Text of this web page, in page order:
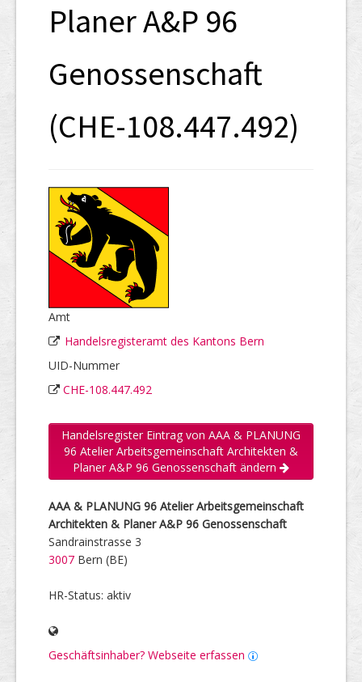
Planer A&P 96
Genossenschaft
(CHE-108.447.492)
Amt
Handelsregisteramt des Kantons Bern
UID-Nummer
CHE-108.447.492
Handelsregister Eintrag von AAA & PLANUNG
96 Atelier Arbeitsgemeinschaft Architekten &
Planer A&P 96 Genossenschaft ändern
AAA & PLANUNG 96 Atelier Arbeitsgemeinschaft
Architekten & Planer A&P 96 Genossenschaft
Sandrainstrasse 3
3007 Bern (BE)
HR-Status: aktiv
Geschäftsinhaber? Webseite erfassen